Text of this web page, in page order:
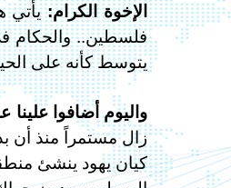
الإخوة الكرام:يأتي
فلسطين.. والحكام
يتوسط كأنه على
واليوم أضافوا
كيان يهود ينشئ